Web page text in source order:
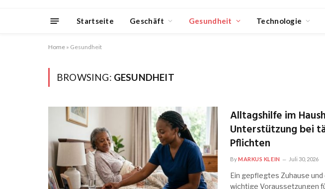
Startseite Geschäft Gesundheit Technologie
Home » Gesundheit
BROWSING: GESUNDHEIT
Alltagshilfe im
Unterstützung bei
Pflichten
ByMARKUS KLEIN Juli 30, 2026
Ein gepflegtes Zuhause
wichtige Voraussetzungen